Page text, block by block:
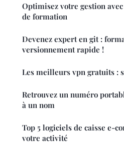
Optimisez votre gestion
de formation
Devenez expert en git :
versionnement rapide !
Les meilleurs vpn gratuits :
Retrouvez un numéro
à un nom
Top 5 logiciels de caisse e-
votre activité